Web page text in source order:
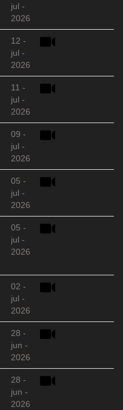
jul -
2026
12 -
jul -
2026
11 -
jul -
2026
09 -
jul -
2026
05 -
jul -
2026
05 -
jul -
2026
02 -
jul -
2026
28 -
jun -
2026
28 -
jun -
2026